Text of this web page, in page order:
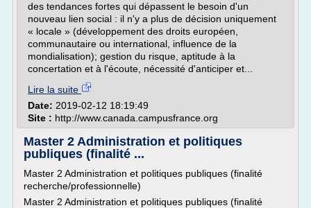
des tendances fortes qui dépassent le besoin d'un
nouveau lien social : il n'y a plus de décision uniquement
« locale » (dé­veloppement des droits européen,
communautaire ou international, in­fluence de la
mondialisation); gestion du risque, aptitude à la
concertation et à l'écoute, nécessité d'anticiper et...
Lire la suite
Date: 2019-02-12 18:19:49
Site : http://www.canada.campusfrance.org
Master 2 Administration et politiques
publiques (finalité ...
Master 2 Administration et politiques publiques (finalité
recherche/professionnelle)
Master 2 Administration et politiques publiques (finalité